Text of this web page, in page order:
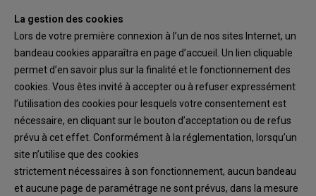
La gestion des cookies
Lors de votre première connexion à l’un de nos sites Internet, un
bandeau cookies apparaîtra en page d’accueil. Un lien cliquable
permet d’en savoir plus sur la finalité et le fonctionnement des
cookies. Vous êtes invité à accepter ou à refuser expressément
l’utilisation des cookies pour esquels votre consentement est
nécessaire, en cliquant sur le bouton d’acceptation ou de refus
prévu à cet effet Conformément à la réglementation, lorsqu’un
site n’utilise que des cookies
strictement nécessaires à son fonctionnement, aucun bandeau
et aucune page de paramétrage ne sont prévus, dans la mesure